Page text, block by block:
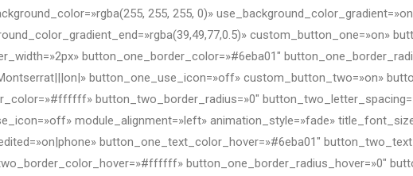
255, 255, 0)»
custom_button_one=»on»
button_one_border_color=»#6eba01″
button_one_use_icon=»off» custom_button_two=»on»
button_two_border_radius=»0″
module_alignment=»left» animation_style=»fade»
button_one_text_color_hover=»#6eba01″
button_one_border_radius_hover=»0″